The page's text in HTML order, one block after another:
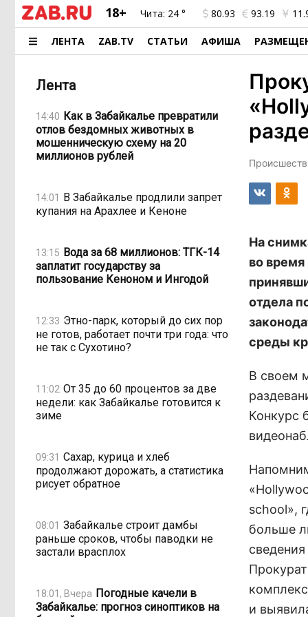
18+ Чита: 24 ° 80.93 93.19
ЛЕНТА ZAB.TV СТАТЬИ АФИША
Лента
14:40 Как в Забайкалье превратили
отлов бездомных животных в
мошенническую схему на 20
миллионов рублей
14:01 В Забайкалье продлили запрет
купания на Арахлее и Кеноне
13:15 Вода за 68 миллионов: ТГК-14
заплатит государству за
пользование Кеноном и Ингодой
12:33 Этно-парк, который до сих пор
не готов, работает почти три года: что
не так с Сухотино?
11:02 От 35 до 60 процентов за две
недели: как Забайкалье готовится к
зиме
09:31 Сахар, курица и хлеб
продолжают дорожать, а статистика
рисует обратное
08:01 Забайкалье строит дамбы
раньше сроков, чтобы паводки не
застали врасплох
18:01, Вчера Погодные качели в
Забайкалье: прогноз синоптиков на
На
во
отдела
среды
В своем
Конкурс
school»,
больше
и